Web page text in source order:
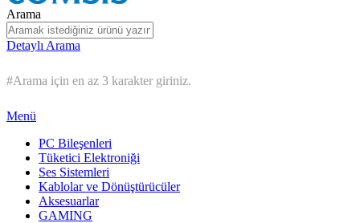
Arama
Detaylı Arama
#Arama için en az 3 karakter giriniz.
Menü
PC Bileşenleri
Tüketici Elektroniği
Ses Sistemleri
Kablolar ve Dönüştürücüler
Aksesuarlar
GAMING